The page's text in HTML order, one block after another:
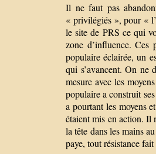
Il ne faut pas
« privilégiés », pour «
le site de PRS ce qui
zone d’influence. Ces
populaire éclairée, un
qui s’avancent. On ne
mesure avec les
populaire a construit
a pourtant les moyens
étaient mis en action. Il
la tête dans les mains
paye, tout résistance